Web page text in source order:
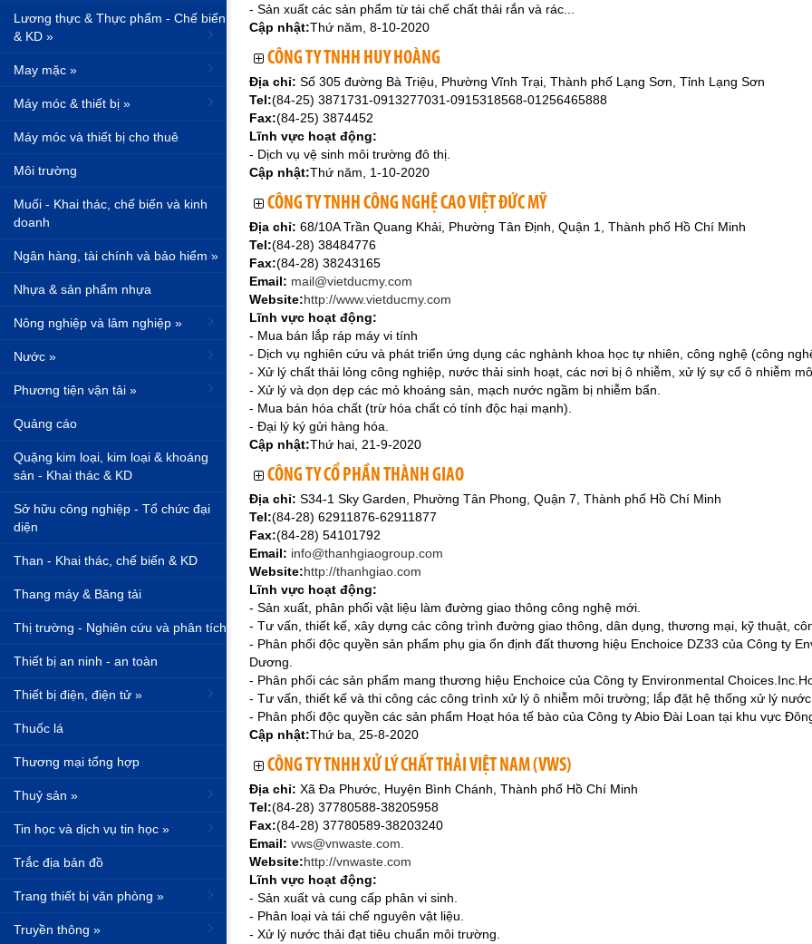
Lương thực & Thực phẩm - Chế biến
& KD »
May mặc »
Máy móc & thiết bị »
Máy móc và thiết bị cho thuê
Môi trường
Muối - Khai thác, chế biến và kinh
doanh
Ngân hàng, tài chính và bảo hiểm »
Nhựa & sản phẩm nhựa
Nông nghiệp và lâm nghiệp »
Nước »
Phương tiện vận tải »
Quảng cáo
Quặng kim loại, kim loại & khoáng
sản - Khai thác & KD
Sở hữu công nghiệp - Tổ chức đại
diện
Than - Khai thác, chế biến & KD
Thang máy & Băng tải
Thị trường - Nghiên cứu và phân tích
Thiết bị an ninh - an toàn
Thiết bị điện, điện tử »
Thuốc lá
Thương mại tổng hợp
Thuỷ sản »
Tin học và dịch vụ tin học »
Trắc địa bản đồ
Trang thiết bị văn phòng »
Truyền thông »
- Sản xuất các sản phẩm từ tái chế chất thải rắn và rác...
Cập nhật:Thứ năm, 8-10-2020
CÔNG TY TNHH HUY HOÀNG
Địa chỉ: Số 305 đường Bà Triệu, Phường Vĩnh Trại, Thành phố Lạng Sơn, Tỉnh Lạng Sơn
Tel:(84-25) 3871731-0913277031-0915318568-01256465888
Fax:(84-25) 3874452
Lĩnh vực hoạt động:
- Dịch vụ vệ sinh môi trường đô thị.
Cập nhật:Thứ năm, 1-10-2020
CÔNG TY TNHH CÔNG NGHỆ CAO VIỆT ĐỨC MỸ
Địa chỉ: 68/10A Trần Quang Khải, Phường Tân Định, Quận 1, Thành phố Hồ Chí Minh
Tel:(84-28) 38484776
Fax:(84-28) 38243165
Email: mail@vietducmy.com
Website:http://www.vietducmy.com
Lĩnh vực hoạt động:
- Mua bán lắp ráp máy vi tính
- Dịch vụ nghiên cứu và phát triển ứng dụng các nghành khoa học tự nhiên, công nghệ (công
- Xử lý chất thải lỏng công nghiệp, nước thải sinh hoạt, các nơi bị ô nhiễm, xử lý sự cố ô nhiễm
- Xử lý và dọn dẹp các mỏ khoáng sản, mạch nước ngầm bị nhiễm bẩn.
- Mua bán hóa chất (trừ hóa chất có tính độc hại mạnh).
- Đại lý ký gửi hàng hóa.
Cập nhật:Thứ hai, 21-9-2020
CÔNG TY CỔ PHẦN THÀNH GIAO
Địa chỉ: S34-1 Sky Garden, Phường Tân Phong, Quận 7, Thành phố Hồ Chí Minh
Tel:(84-28) 62911876-62911877
Fax:(84-28) 54101792
Email: info@thanhgiaogroup.com
Website:http://thanhgiao.com
Lĩnh vực hoạt động:
- Sản xuất, phân phối vật liệu làm đường giao thông công nghệ mới.
- Tư vấn, thiết kế, xây dựng các công trình đường giao thông, dân dụng, thương mại, kỹ thuật,
- Phân phối độc quyền sản phẩm phụ gia ổn định đất thương hiệu Enchoice DZ33 của Công ty
Dương.
- Phân phối các sản phẩm mang thương hiệu Enchoice của Công ty Environmental
- Tư vấn, thiết kế và thi công các công trình xử lý ô nhiễm môi trường; lắp đặt hệ thống xử lý nước
- Phân phối độc quyền các sản phẩm Hoạt hóa tế bào của Công ty Abio Đài Loan tại khu vực
Cập nhật:Thứ ba, 25-8-2020
CÔNG TY TNHH XỬ LÝ CHẤT THẢI VIỆT NAM (VWS)
Địa chỉ: Xã Đa Phước, Huyện Bình Chánh, Thành phố Hồ Chí Minh
Tel:(84-28) 37780588-38205958
Fax:(84-28) 37780589-38203240
Email: vws@vnwaste.com.
Website:http://vnwaste.com
Lĩnh vực hoạt động:
- Sản xuất và cung cấp phân vi sinh.
- Phân loại và tái chế nguyên vật liệu.
- Xử lý nước thải đạt tiêu chuẩn môi trường.